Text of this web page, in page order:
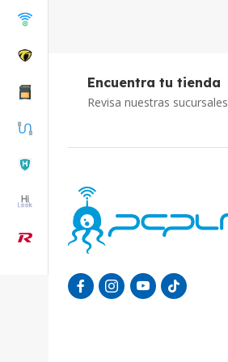
Encuentra tu tienda
Revisa nuestras sucursales